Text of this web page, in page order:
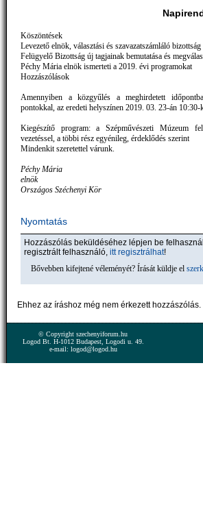
Köszöntések
Levezető elnök, választási és szavazatszámláló
Felügyelő Bizottság új tagjainak bemutatása és
Péchy Mária elnök ismerteti a 2019. évi programokat
Hozzászólások
Amennyiben a közgyűlés a meghirdetett
pontokkal, az eredeti helyszínen 2019. 03. 23-án
Kiegészítő program: a Szépművészeti Múzeum
vezetéssel, a többi rész egyénileg, érdeklődés szerint
Mindenkit szeretettel várunk.
Péchy Mária
elnök
Országos Széchenyi Kör
Nyomtatás
Hozzászólás beküldéséhez lépjen be
regisztrált felhasználó, itt regisztrálhat!
Bővebben kifejtené véleményét? Írását küldje el
Ehhez az íráshoz még nem érkezett hozzászólás.
© Copyright szechenyiforum.hu
Logod Bt. H-1012 Budapest, Logodi u. 49.
e-mail: logod@logod.hu